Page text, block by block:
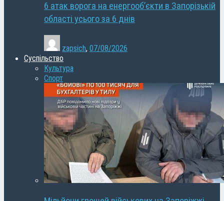
6 атак ворога на енергооб’єкти в Запорізькій
області усього за 6 днів
zapsich, 07/08/2026
Суспільство
Культура
Спорт